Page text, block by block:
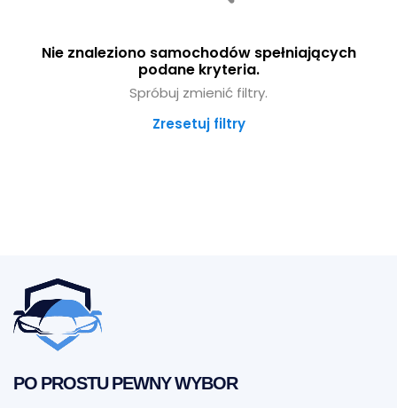
Nie znaleziono samochodów spełniających
podane kryteria.
Spróbuj zmienić filtry.
Zresetuj filtry
PO PROSTU PEWNY WYBOR